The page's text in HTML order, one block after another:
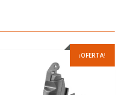
¡OFERTA!